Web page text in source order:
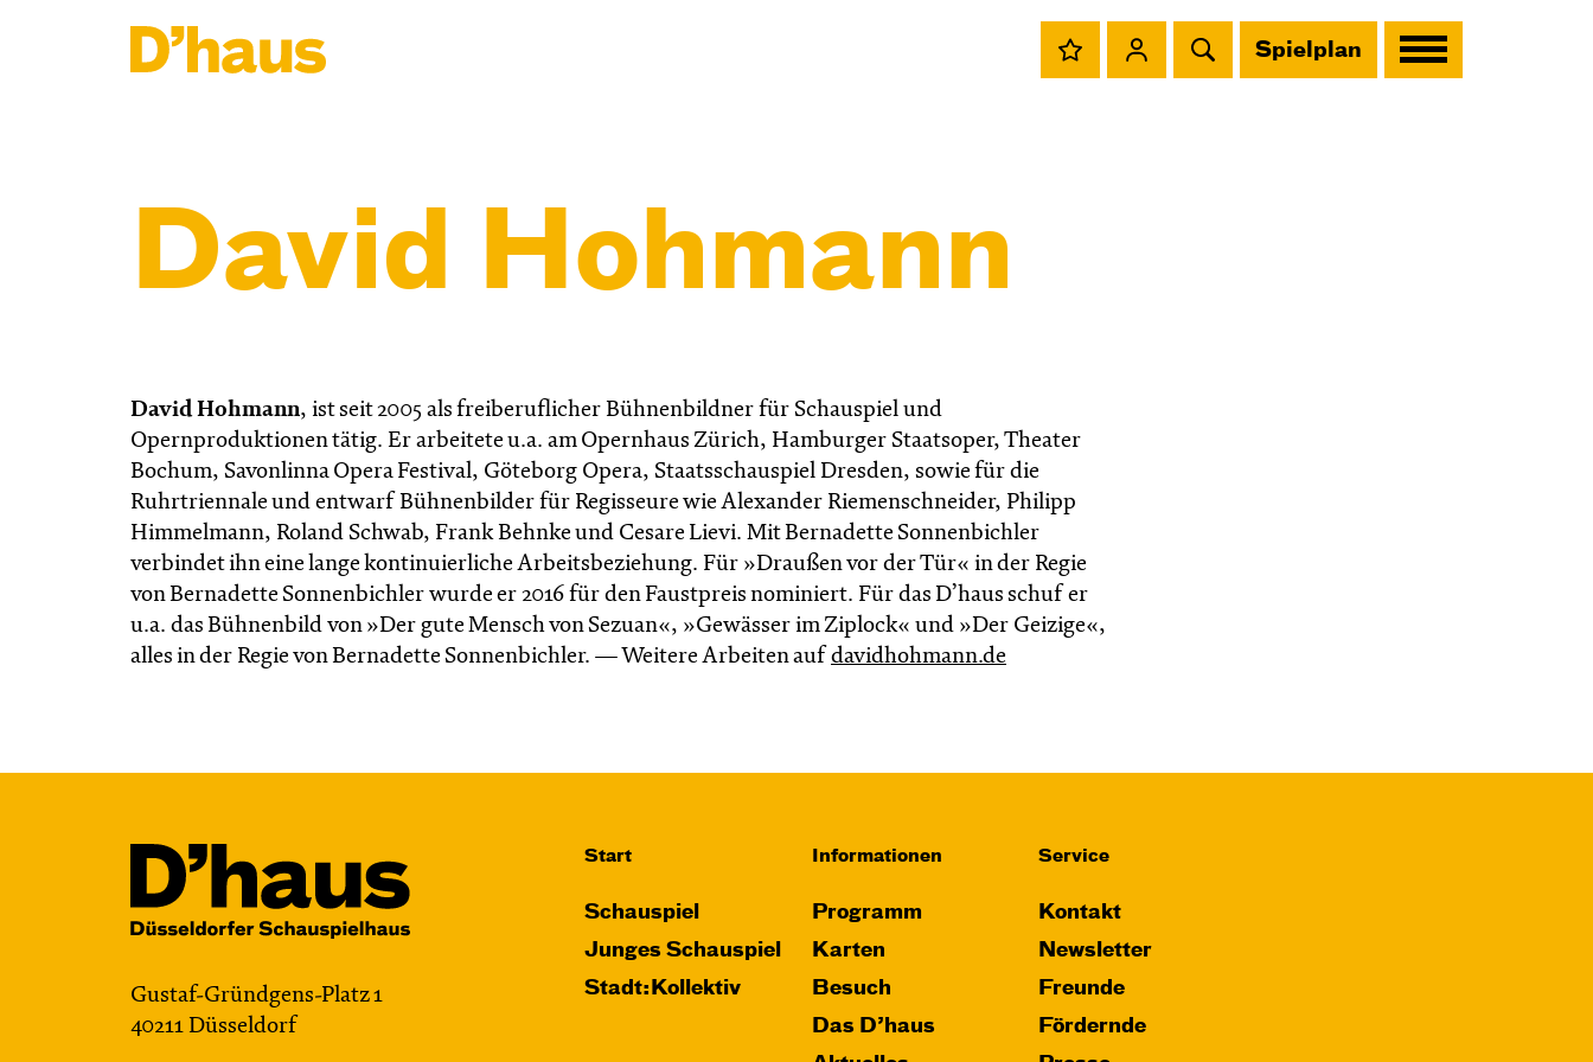
Spielplan
David Hohmann
David Hohmann, ist seit 2005 als freiberuflicher Bühnenbildner für Schauspiel und
Opernproduktionen tätig. Er arbeitete u.a. am Opernhaus Zürich, Hamburger Staatsoper, Theater
Bochum, Savonlinna Opera Festival, Göteborg Opera, Staatsschauspiel Dresden, sowie für die
Ruhrtriennale und entwarf Bühnenbilder für Regisseure wie Alexander Riemenschneider, Philipp
Himmelmann, Roland Schwab, Frank Behnke und Cesare Lievi. Mit Bernadette Sonnenbichler
verbindet ihn eine lange kontinuierliche Arbeitsbeziehung. Für »Draußen vor der Tür« in der Regie
von Bernadette Sonnenbichler wurde er 2016 für den Faustpreis nominiert. Für das D’haus schuf er
u.a. das Bühnenbild von »Der gute Mensch von Sezuan«, »Gewässer im Ziplock« und »Der Geizige«,
alles in der Regie von Bernadette Sonnenbichler. — Weitere Arbeiten auf davidhohmann.de
Gustaf-Gründgens-Platz 1
40211 Düsseldorf
Start
Schauspiel
Junges Schauspiel
Stadt:Kollektiv
Informationen
Programm
Karten
Besuch
Das D’haus
Service
Kontakt
Newsletter
Freunde
Fördernde